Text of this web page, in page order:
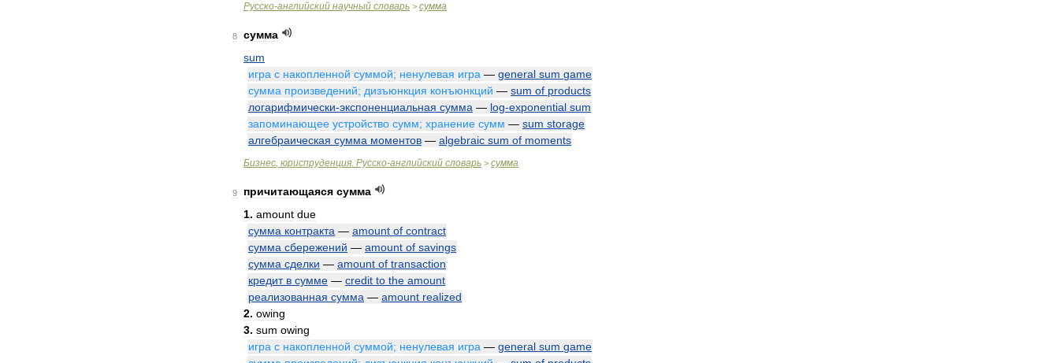
Русско-английский научный словарь > сумма
8
сумма
sum
игра с накопленной суммой; ненулевая игра — general sum game
сумма произведений; дизъюнкция конъюнкций — sum of products
логарифмически-экспоненциальная сумма — log-exponential sum
запоминающее устройство сумм; хранение сумм — sum storage
алгебраическая сумма моментов — algebraic sum of moments
Бизнес, юриспруденция. Русско-английский словарь > сумма
9 причитающаяся сумма
1. amount due
сумма контракта — amount of contract
сумма сбережений — amount of savings
сумма сделки — amount of transaction
кредит в сумме — credit to the amount
реализованная сумма — amount realized
2. owing
3. sum owing
игра с накопленной суммой; ненулевая игра — general sum game